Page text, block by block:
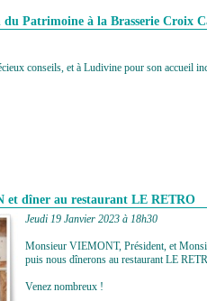
Patrimoine à la Brasserie Croix
conseils, et à Ludivine pour son accueil
et dîner au restaurant LE RETRO
Jeudi 19 Janvier 2023 à 18h30
Monsieur VIEMONT, Président, et
puis nous dînerons au restaurant LE
Venez nombreux !